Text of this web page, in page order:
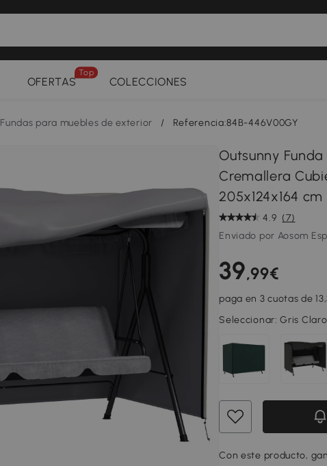
OFERTAS
Top
COLECCIONES
Fundas para muebles de exterior / Referencia:84B-446V00GY
Outsunny
Cremallera
205x124x164
4.9 (7)
Enviado por Aosom
39,99€
paga en 3 cuotas de
Seleccionar:Gris
Con este producto,